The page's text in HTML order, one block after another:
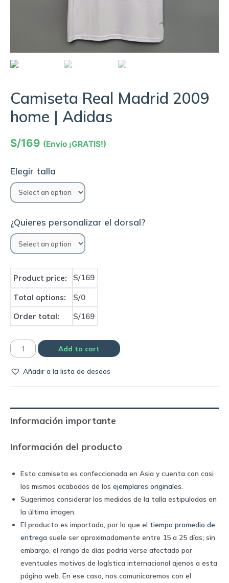
Camiseta Real Madrid 2009
home | Adidas
S/169 (Envío ¡GRATIS!)
Elegir talla
¿Quieres personalizar el dorsal?
Product price: S/169
Total options:
S/0
Order total:
S/169
Camiseta
Madrid
|
Adidas
Add to cart
Añadir a la lista de deseos
Información importante
Información del producto
Esta camiseta es confeccionada en Asia y cuenta con casi
los mismos acabados de los ejemplares originales
Sugerimos considerar las medidas de la talla estipuladas en
la última imagen.
El producto es importado, por lo que el tiempo promedio de
entrega suele ser aproximadamente entre 15 a 25 días; sin
embargo, el rango de días podría verse afectado por
eventuales motivos de logística internacional ajenos a esta
página web. En ese caso, nos comunicaremos con el